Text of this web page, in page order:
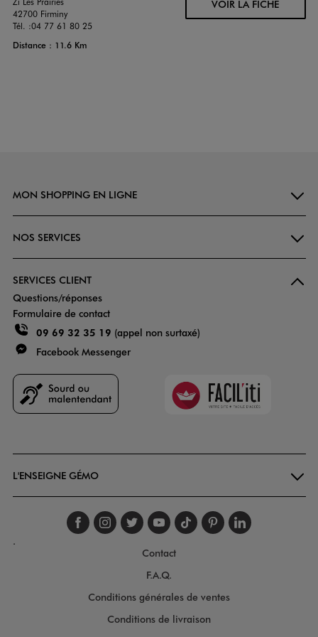
42700 Firminy
Tél. :04 77 61 80 25
Distance : 11.6 Km
VOIR LA FICHE
MON SHOPPING EN LIGNE
NOS SERVICES
SERVICES CLIENT
Questions/réponses
Formulaire de contact
09 69 32 35 19 (appel non surtaxé)
Facebook Messenger
Faciliti
L'ENSEIGNE GÉMO
Suivez-nous sur
Suivez-nous sur
Suivez-nous sur
Suivez-nous
Suivez-nous
Suivez-
.
Contact
F.A.Q.
Conditions générales de ventes
Conditions de livraison